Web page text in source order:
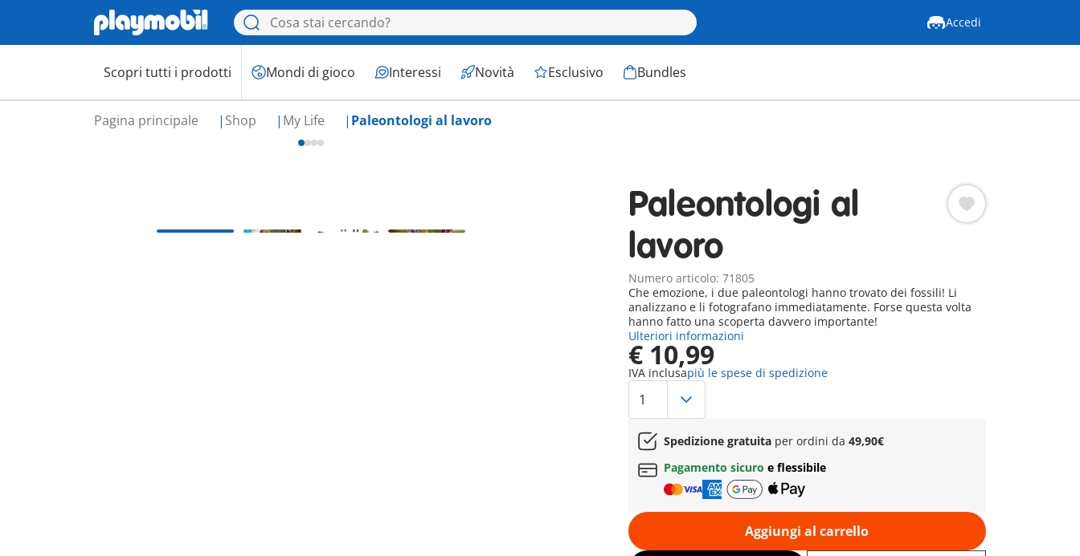
Accedi
Scopri tutti i prodotti Mondi di gioco Interessi Novità Esclusivo Bundles
Pagina principale Shop My Life Paleontologi al lavoro
Paleontologi al
lavoro
Numero articolo: 71805
Che emozione, i due paleontologi hanno trovato dei fossili! Li
analizzano e li fotografano immediatamente. Forse questa volta
hanno fatto una scoperta davvero importante!
Ulteriori informazioni
€ 10,99
IVA inclusapiù le spese di spedizione
Spedizione gratuita per ordini da 49,90€
Pagamento sicuro e flessibile
Aggiungi al carrello